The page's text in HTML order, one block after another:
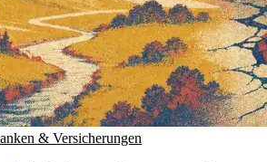
& Versicherungen